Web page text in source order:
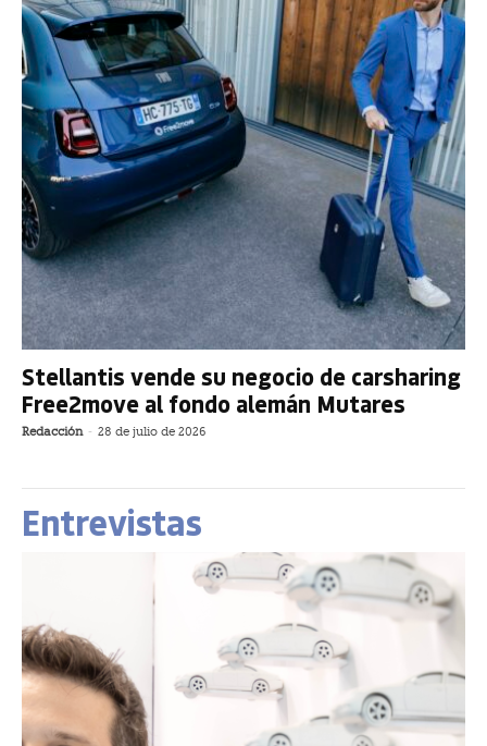
Stellantis vende su negocio de carsharing
Free2move al fondo alemán Mutares
Redacción - 28 de julio de 2026
Entrevistas